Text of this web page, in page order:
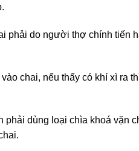
phải do người thợ chính tiến
chai, nếu thấy có khí xì ra
phải dùng loại chìa khoá vặn